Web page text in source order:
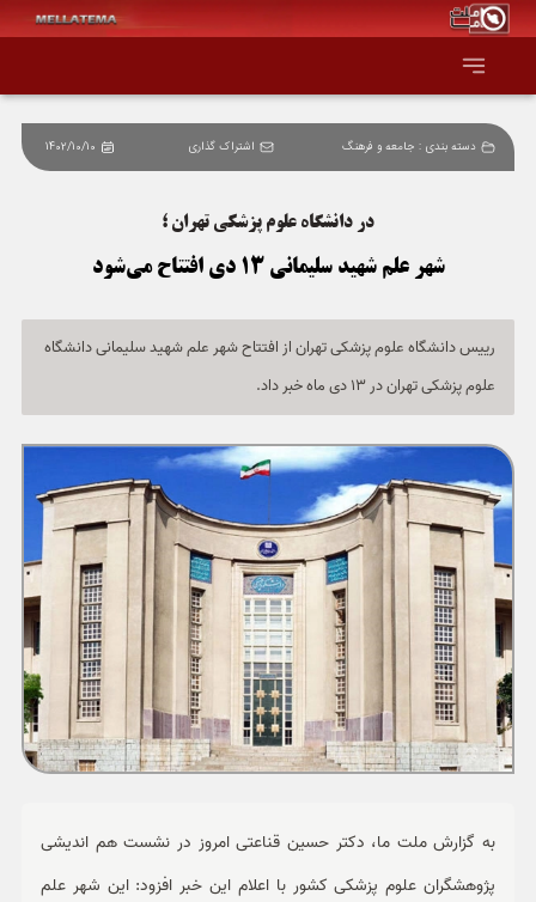
صفحه اصلی
همه عناوین
سیاست و جهان
جامعه و فرهنگ
دانش و فناوری
ورزشی
حوادث
سبک زندگی
چند رسانه ای
دسته بندی : جامعه و فرهنگ اشتراک گذاری 1402/10/10
در دانشگاه علوم پزشکی تهران ؛
شهر علم شهید سلیمانی 13 دی افتتاح می‌شود
رییس دانشگاه علوم پزشکی تهران از افتتاح شهر علم شهید سلیمانی دانشگاه
علوم پزشکی تهران در 13 دی ماه خبر داد.
به گزارش ملت ما، دکتر حسین قناعتی امروز در نشست هم اندیشی
پژوهشگران علوم پزشکی کشور با اعلام این خبر افزود: این شهر علم